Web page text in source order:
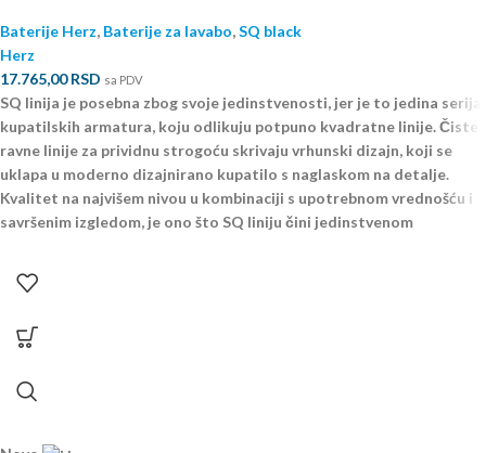
Baterije Herz, Baterije za lavabo,SQ black
Herz
17.765,00RSD sa PDV
SQ linija je posebna zbog svoje jedinstvenosti, jer je to jedina serija
kupatilskih armatura, koju odlikuju potpuno kvadratne linije. Čiste
ravne linije za prividnu strogoću skrivaju vrhunski dizajn, koji se
uklapa u moderno dizajnirano kupatilo s naglaskom na detalje.
Kvalitet na najvišem nivou u kombinaciji s upotrebnom vrednošću i
savršenim izgledom, je ono što SQ liniju čini jedinstvenom